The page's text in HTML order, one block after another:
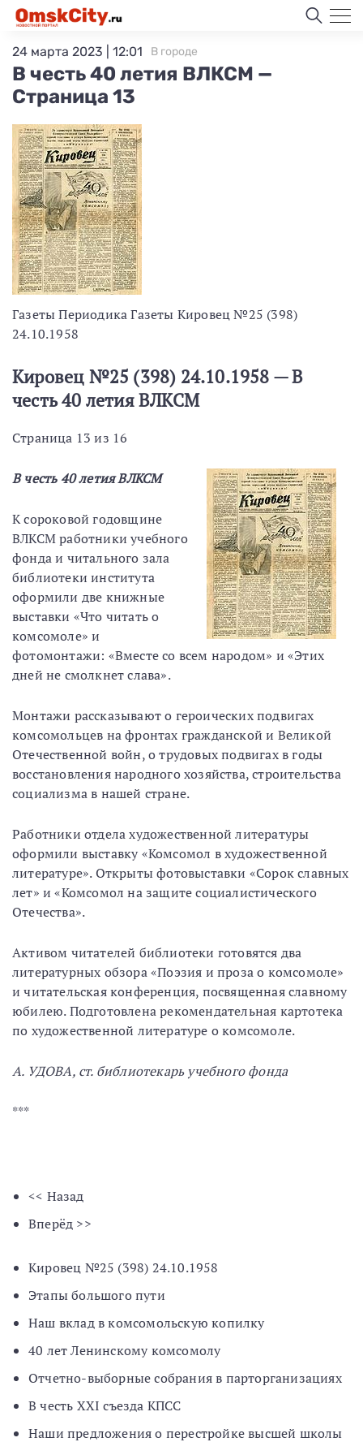
В честь 40 летия ВЛКСМ —
Страница 13
24 марта 2023 | 12:01 В городе
Газеты Периодика Газеты Кировец №25 (398)
24.10.1958
Кировец №25 (398) 24.10.1958 — В
честь 40 летия ВЛКСМ
Страница 13 из 16
В честь 40 летия ВЛКСМ
К сороковой годовщине
ВЛКСМ работники учебного
фонда и читального зала
библиотеки института
оформили две книжные
выставки «Что читать о
комсомоле» и
фотомонтажи: «Вместе со всем народом» и «Этих
дней не смолкнет слава».
Монтажи рассказывают о героических подвигах
комсомольцев на фронтах гражданской и Великой
Отечественной войн, о трудовых подвигах в годы
восстановления народного хозяйства, строительства
социализма в нашей стране.
Работники отдела художественной литературы
оформили выставку «Комсомол в художественной
литературе». Открыты фотовыставки «Сорок славных
лет» и «Комсомол на защите социалистического
Отечества».
Активом читателей библиотеки готовятся два
литературных обзора «Поэзия и проза о комсомоле»
и читательская конференция, посвященная славному
юбилею. Подготовлена рекомендательная картотека
по художественной литературе о комсомоле.
А. УДОВА, ст. библиотекарь учебного фонда
***
<< Назад
Вперёд >>
Кировец №25 (398) 24.10.1958
Этапы большого пути
Наш вклад в комсомольскую копилку
40 лет Ленинскому комсомолу
Отчетно-выборные собрания в парторганизациях
В честь XXI съезда КПСС
Наши предложения о перестройке высшей школы